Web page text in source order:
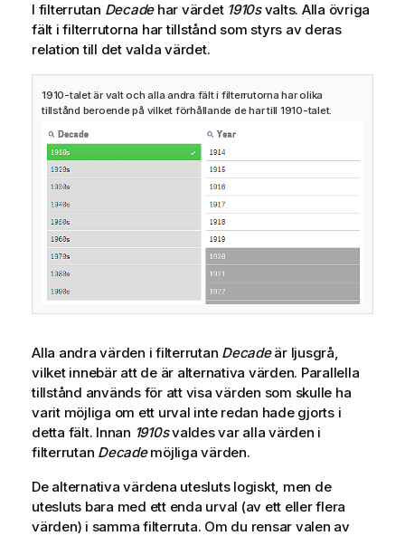
I filterrutan Decadehar värdet 1910svalts. Alla övriga
fält i filterrutorna har tillstånd som styrs av deras
relation till det valda värdet.
1910-talet är valt och alla andra fält i filterrutorna har olika
tillstånd beroende på vilket förhållande de har till 1910-talet.
Alla andra värden i filterrutan Decadeär ljusgrå,
vilket innebär att de är alternativa värden. Parallella
tillstånd används för att visa värden som skulle ha
varit möjliga om ett urval inte redan hade gjorts i
detta fält. Innan 1910svaldes var alla värden i
filterrutan Decademöjliga värden.
De alternativa värdena utesluts logiskt, men de
utesluts bara med ett enda urval (av ett eller flera
värden) i samma filterruta. Om du rensar valen av